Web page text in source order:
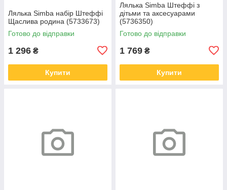
Лялька Simba набір Штеффі
Щаслива родина (5733673)
Готово до відправки
1 296 ₴
Купити
Лялька Simba Штеффі з
дітьми та аксесуарами
(5736350)
Готово до відправки
1 769 ₴
Купити